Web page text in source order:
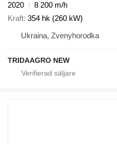
2020
8 200 m/h
Kraft 354 hk (260 kW)
Ukraina, Zvenyhorodka
TRIDAAGRO NEW